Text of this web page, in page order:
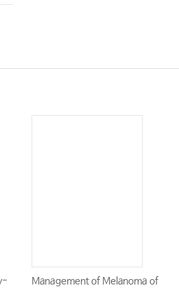
Management of Melanoma of